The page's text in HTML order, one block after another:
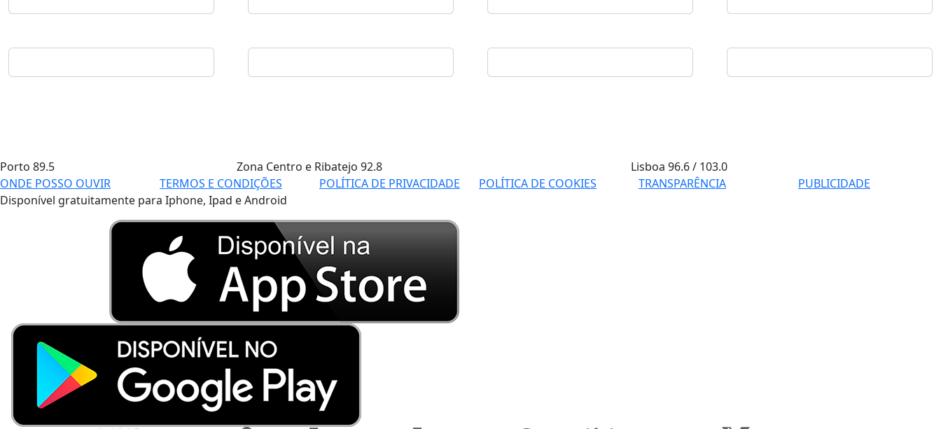
Porto 89.5 Zona Centro e Ribatejo 92.8 Lisboa96.6 / 103.0
ONDE POSSO OUVIR
TERMOS E CONDIÇÕES POLÍTICA DE PRIVACIDADE POLÍTICA DE COOKIES TRANSPARÊNCIA
PUBLICIDADE
Disponível gratuitamente para Iphone, Ipad e Android